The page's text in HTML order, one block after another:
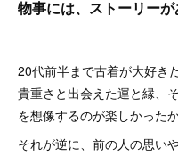
物事には、ストーリーが
20代前半まで古着が大好き
貴重さと出会えた運と縁、
を想像するのが楽しかった
それが逆に、前の人の思い